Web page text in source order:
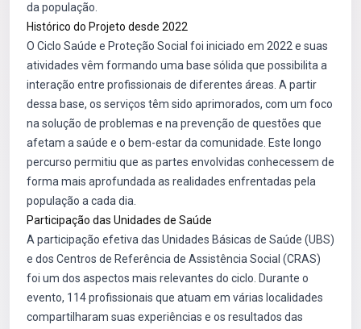
da população.
Histórico do Projeto desde 2022
O Ciclo Saúde e Proteção Social foi iniciado em 2022 e suas
atividades vêm formando uma base sólida que possibilita a
interação entre profissionais de diferentes áreas. A partir
dessa base, os serviços têm sido aprimorados, com um foco
na solução de problemas e na prevenção de questões que
afetam a saúde e o bem-estar da comunidade. Este longo
percurso permitiu que as partes envolvidas conhecessem de
forma mais aprofundada as realidades enfrentadas pela
população a cada dia.
Participação das Unidades de Saúde
A participação efetiva das Unidades Básicas de Saúde (UBS)
e dos Centros de Referência de Assistência Social (CRAS)
foi um dos aspectos mais relevantes do ciclo. Durante o
evento, 114 profissionais que atuam em várias localidades
compartilharam suas experiências e os resultados das